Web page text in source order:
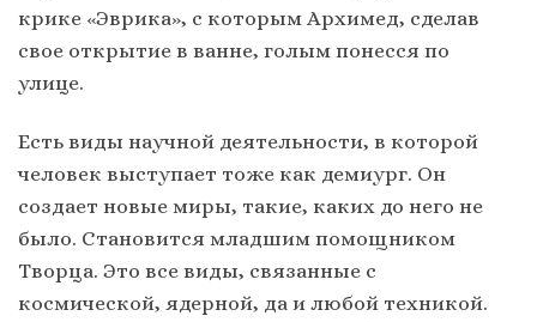
крике «Эврика», с которым Архимед, сделав
свое открытие в ванне, голым понесся по
улице.
Есть виды научной деятельности, в которой
человек выступает тоже как демиург. Он
создает новые миры, такие, каких до него не
было. Становится младшим помощником
Творца. Это все виды, связанные с
космической, ядерной, да и любой техникой.